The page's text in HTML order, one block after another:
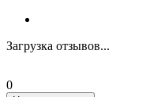
Загрузка отзывов...
0